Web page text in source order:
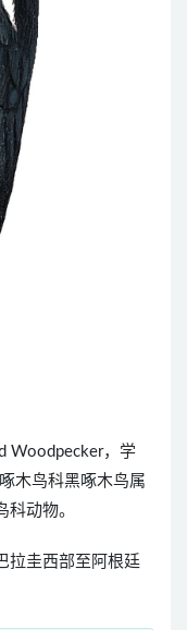
Woodpecker，学
木鸟科黑啄木鸟属
动物。
拉圭西部至阿根廷